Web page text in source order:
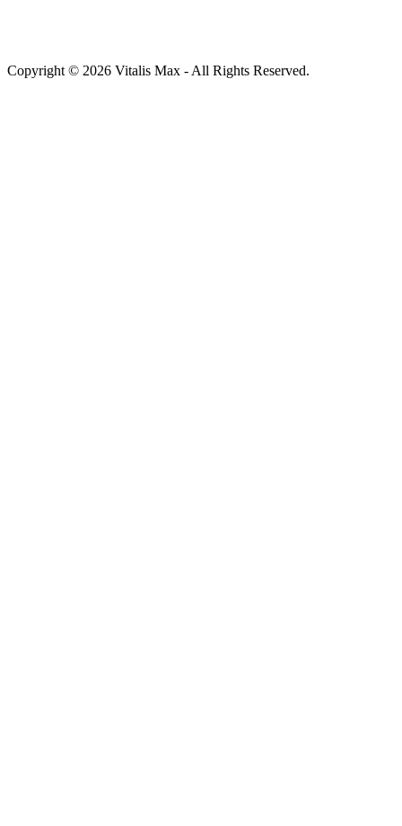
Copyright © 2026 Vitalis Max - All Rights Reserved.